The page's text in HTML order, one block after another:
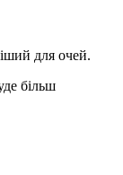
для очей.
більш